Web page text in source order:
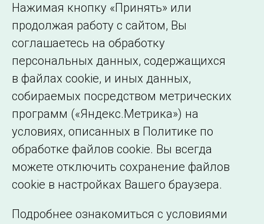
Сведения об
образовательной
организации
Нажимая кнопку «Принять» или
продолжая работу с сайтом, Вы
соглашаетесь на обработку
персональных данных, содержащихся
в файлах cookie, и иных данных,
собираемых посредством метрических
программ («Яндекс.Метрика») на
условиях, описанных в Политике по
обработке файлов cookie. Вы всегда
можете отключить сохранение файлов
cookie в настройках Вашего браузера.
Подробнее ознакомиться с условиями